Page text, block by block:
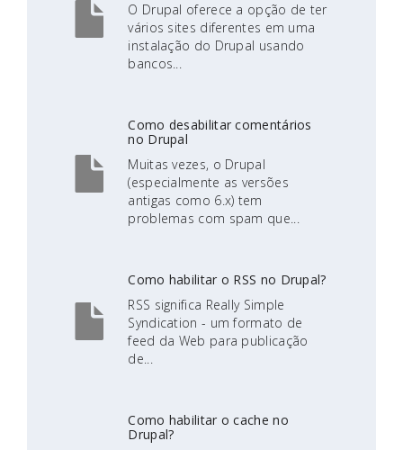
O Drupal oferece a opção de ter
vários sites diferentes em uma
instalação do Drupal usando
bancos...
Como desabilitar comentários
no Drupal
Muitas vezes, o Drupal
(especialmente as versões
antigas como 6.x) tem
problemas com spam que...
Como habilitar o RSS no Drupal?
RSS significa Really Simple
Syndication - um formato de
feed da Web para publicação
de...
Como habilitar o cache no
Drupal?